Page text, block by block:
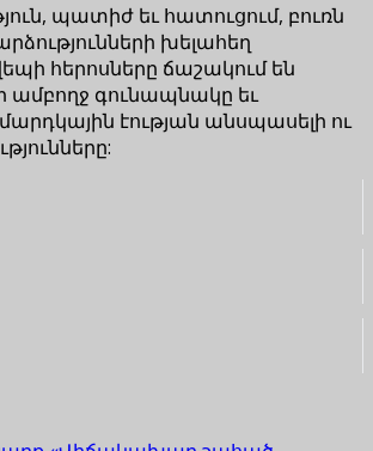
պատիժ եւ հատուցում, բուռն
խելահեղ
հերոսները ճաշակում են
ամբողջ գունապնակը եւ
էության անսպասելի ու